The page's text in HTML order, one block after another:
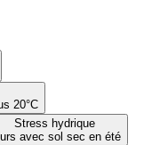
20°C
Stress hydrique
avec sol sec en été